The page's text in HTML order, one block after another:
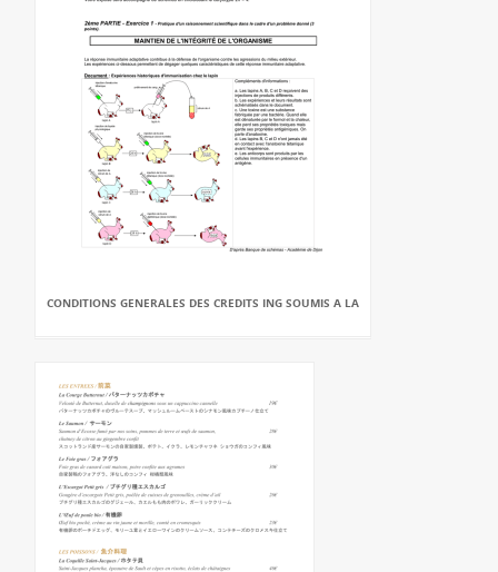
CONDITIONS GENERALES DES CREDITS ING SOUMIS A LA